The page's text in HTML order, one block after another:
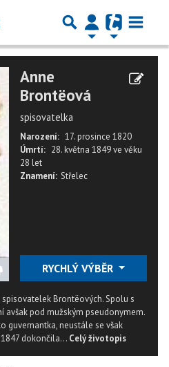
Anne
Brontëová
spisovatelka
Narození: 17. prosince 1820
Úmrtí: 28. května 1849ve věku
28 let
Znamení: Střelec
RYCHLÝ VÝBĚR
Brontëových. Spolu s
avšak pod mužským pseudonymem.
guvernantka, neustále se však
dokončila... Celý životopis